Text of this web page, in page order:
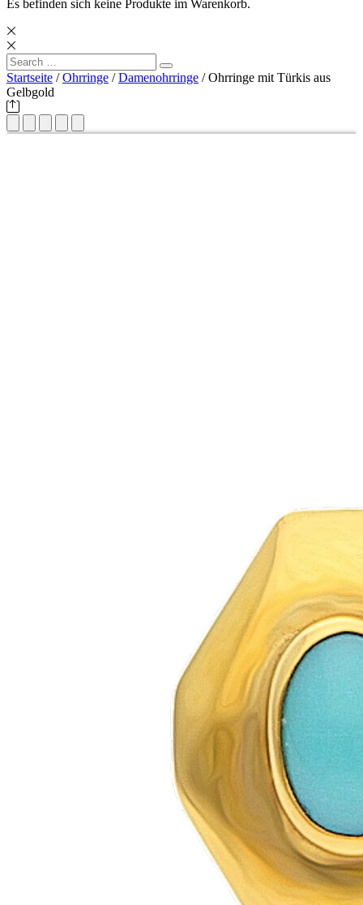
Es befinden sich keine Produkte im Warenkorb.
Search
for:
Search
Startseite /Ohrringe /Damenohrringe / Ohrringe mit Türkis aus
Gelbgold